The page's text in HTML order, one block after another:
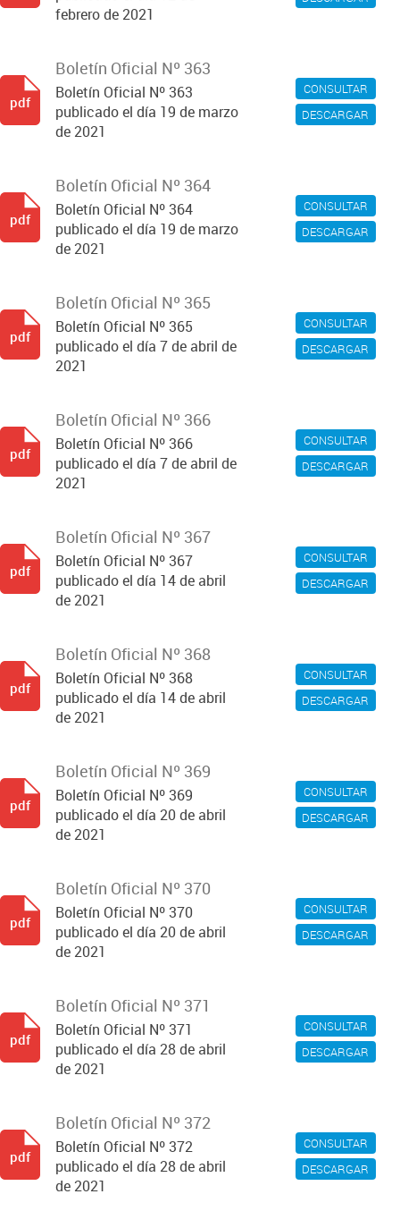
febrero de 2021
CONSULTAR
DESCARGAR
Boletín Oficial Nº 363
Boletín Oficial Nº 363
publicado el día 19 de marzo
de 2021
pdf
CONSULTAR
DESCARGAR
Boletín Oficial Nº 364
Boletín Oficial Nº 364
publicado el día 19 de marzo
de 2021
pdf
CONSULTAR
DESCARGAR
Boletín Oficial Nº 365
Boletín Oficial Nº 365
publicado el día 7 de abril de
2021
pdf
CONSULTAR
DESCARGAR
Boletín Oficial Nº 366
Boletín Oficial Nº 366
publicado el día 7 de abril de
2021
pdf
CONSULTAR
DESCARGAR
Boletín Oficial Nº 367
Boletín Oficial Nº 367
publicado el día 14 de abril
de 2021
pdf
CONSULTAR
DESCARGAR
Boletín Oficial Nº 368
Boletín Oficial Nº 368
publicado el día 14 de abril
de 2021
pdf
CONSULTAR
DESCARGAR
Boletín Oficial Nº 369
Boletín Oficial Nº 369
publicado el día 20 de abril
de 2021
pdf
CONSULTAR
DESCARGAR
Boletín Oficial Nº 370
Boletín Oficial Nº 370
publicado el día 20 de abril
de 2021
pdf
CONSULTAR
DESCARGAR
Boletín Oficial Nº 371
Boletín Oficial Nº 371
publicado el día 28 de abril
de 2021
pdf
CONSULTAR
DESCARGAR
Boletín Oficial Nº 372
Boletín Oficial Nº 372
publicado el día 28 de abril
de 2021
pdf